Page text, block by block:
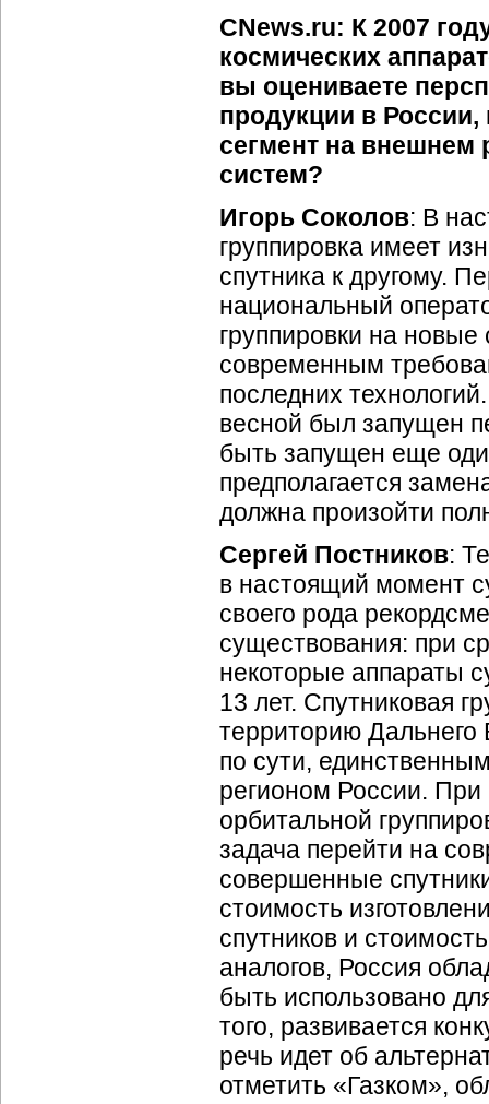
CNews.ru: К 2007
космических
вы оцениваете
продукции в
сегмент на
систем?
Игорь Соколов: В
группировка имеет
спутника к другому.
национальный
группировки на
современным
последних
весной был запущен
быть запущен еще
предполагается
должна произойти
Сергей Постников:
в настоящий момент
своего рода
существования: при
некоторые аппараты
13 лет. Спутниковая
территорию Дальнего
по сути,
регионом России. При
орбитальной
задача перейти на
совершенные
стоимость
спутников и
аналогов, Россия
быть использовано
того, развивается
речь идет об
отметить «Газком»,